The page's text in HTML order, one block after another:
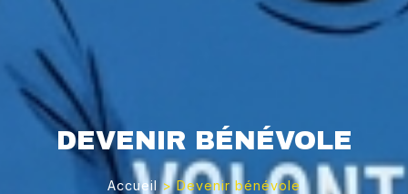
DEVENIR BÉNÉVOLE
Accueil >Devenir bénévole